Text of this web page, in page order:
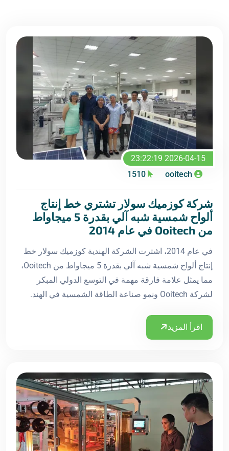
2026-04-15 23:22:19
ooitech
1510
شركة كوزميك سولار تشتري خط إنتاج
ألواح شمسية شبه آلي بقدرة 5 ميجاواط
من Ooitech في عام 2014
في عام 2014، اشترت الشركة الهندية كوزميك سولار خط
إنتاج ألواح شمسية شبه آلي بقدرة 5 ميجاواط من Ooitech،
مما يمثل علامة فارقة مهمة في التوسع الدولي المبكر
لشركة Ooitech ونمو صناعة الطاقة الشمسية في الهند.
اقرأ المزيد